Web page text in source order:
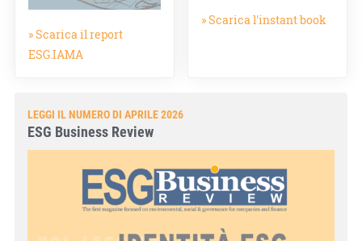
» Scarica il report
ESG.IAMA
» Scarica l'instant book
LEGGI IL NUMERO DI APRILE 2026
ESG Business Review